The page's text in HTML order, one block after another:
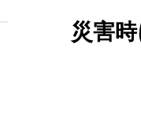
災害